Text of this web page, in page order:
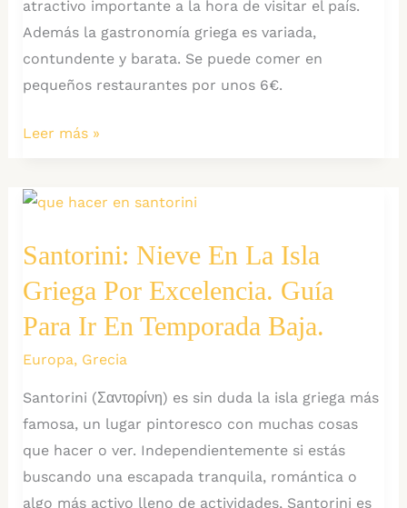
atractivo importante a la hora de visitar el país.
Además la gastronomía griega es variada,
contundente y barata. Se puede comer en
pequeños restaurantes por unos 6€.
Comiendo
Grecia:
básicos
para
disfrutar
Leer más »
Santorini: Nieve En La Isla
Griega Por Excelencia. Guía
Para Ir En Temporada Baja.
Europa, Grecia
Santorini (Σαντορίνη) es sin duda la isla griega más
famosa, un lugar pintoresco con muchas cosas
que hacer o ver. Independientemente si estás
buscando una escapada tranquila, romántica o
algo más activo lleno de actividades, Santorini es